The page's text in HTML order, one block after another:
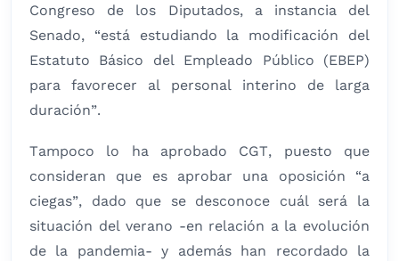
Congreso de los Diputados, a instancia del
Senado, “está estudiando la modificación del
Estatuto Básico del Empleado Público (EBEP)
para favorecer al personal interino de larga
duración”.
Tampoco lo ha aprobado CGT, puesto que
consideran que es aprobar una oposición “a
ciegas”, dado que se desconoce cuál será la
situación del verano -en relación a la evolución
de la pandemia- y además han recordado la